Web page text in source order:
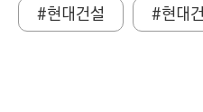
#현대건설 #현대